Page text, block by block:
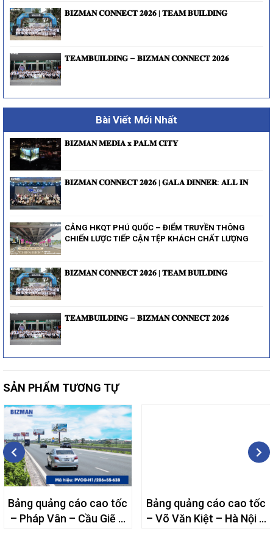
𝐁𝐈𝐙𝐌𝐀𝐍 𝐂𝐎𝐍𝐍𝐄𝐂𝐓 𝟐𝟎𝟐𝟔 | 𝐓𝐄𝐀𝐌 𝐁𝐔𝐈𝐋𝐃𝐈𝐍𝐆
𝐓𝐄𝐀𝐌𝐁𝐔𝐈𝐋𝐃𝐈𝐍𝐆 – 𝐁𝐈𝐙𝐌𝐀𝐍 𝐂𝐎𝐍𝐍𝐄𝐂𝐓 𝟐𝟎𝟐𝟔
Bài Viết Mới Nhất
𝐁𝐈𝐙𝐌𝐀𝐍 𝐌𝐄𝐃𝐈𝐀 𝐱 𝐏𝐀𝐋𝐌 𝐂𝐈𝐓𝐘
𝐁𝐈𝐙𝐌𝐀𝐍 𝐂𝐎𝐍𝐍𝐄𝐂𝐓 𝟐𝟎𝟐𝟔 | 𝐆𝐀𝐋𝐀 𝐃𝐈𝐍𝐍𝐄𝐑: 𝐀𝐋𝐋 𝐈𝐍
CẢNG HKQT PHÚ QUỐC – ĐIỂM TRUYỀN THÔNG
CHIẾN LƯỢC TIẾP CẬN TỆP KHÁCH CHẤT LƯỢNG
𝐁𝐈𝐙𝐌𝐀𝐍 𝐂𝐎𝐍𝐍𝐄𝐂𝐓 𝟐𝟎𝟐𝟔 | 𝐓𝐄𝐀𝐌 𝐁𝐔𝐈𝐋𝐃𝐈𝐍𝐆
𝐓𝐄𝐀𝐌𝐁𝐔𝐈𝐋𝐃𝐈𝐍𝐆 – 𝐁𝐈𝐙𝐌𝐀𝐍 𝐂𝐎𝐍𝐍𝐄𝐂𝐓 𝟐𝟎𝟐𝟔
SẢN PHẨM TƯƠNG TỰ
Bảng quảng cáo cao tốc
– Pháp Vân – Cầu Giẽ –
Bảng quảng cáo cao tốc
– Võ Văn Kiệt – Hà Nội –